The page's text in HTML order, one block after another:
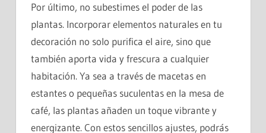
Por último, no subestimes el poder de las
plantas. Incorporar elementos naturales en tu
decoración no solo purifica el aire, sino que
también aporta vida y frescura a cualquier
habitación. Ya sea a través de macetas en
estantes o pequeñas suculentas en la mesa de
café, las plantas añaden un toque vibrante y
energizante. Con estos sencillos ajustes, podrás